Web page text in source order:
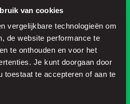
van cookies
vergelijkbare technologieën om
de website performance te
te onthouden en voor het
Je kunt doorgaan door
toestaat te accepteren of aan te
in no time
Zoeken
of
met onze app.